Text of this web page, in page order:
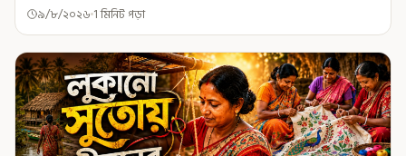
৯/৮/২০২৬ 1 মিনিট পড়া